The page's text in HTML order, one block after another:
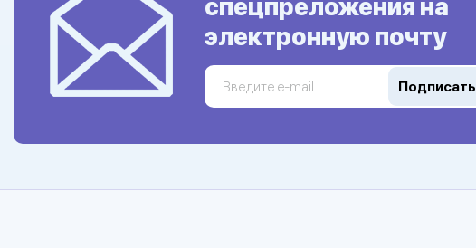
спецпреложения на
электронную почту